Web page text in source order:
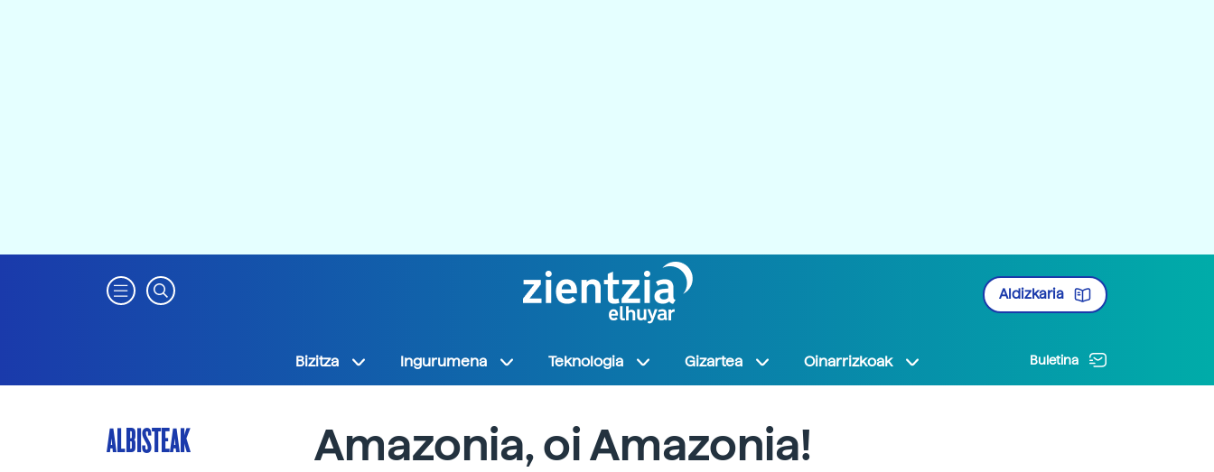
Aldizkaria
Bizitza Ingurumena Teknologia Gizartea Oinarrizkoak Buletina
ALBISTEAK Amazonia, oi Amazonia!